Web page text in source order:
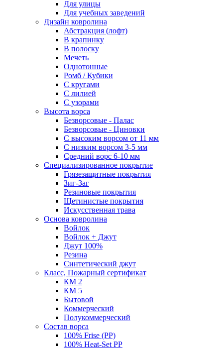
Для улицы
Для учебных заведений
Дизайн ковролина
Абстракция (лофт)
В крапинку
В полоску
Мечеть
Однотонные
Ромб / Кубики
С кругами
С лилией
С узорами
Высота ворса
Безворсовые - Палас
Безворсовые - Циновки
С высоким ворсом от 11 мм
С низким ворсом 3-5 мм
Средний ворс 6-10 мм
Специализированное покрытие
Грязезащитные покрытия
Зиг-Заг
Резиновые покрытия
Щетинистые покрытия
Искусственная трава
Основа ковролина
Войлок
Войлок + Джут
Джут 100%
Резина
Синтетический джут
Класс, Пожарный сертификат
КМ 2
КМ 5
Бытовой
Коммерческий
Полукоммерческий
Состав ворса
100% Frise (PP)
100% Heat-Set PP